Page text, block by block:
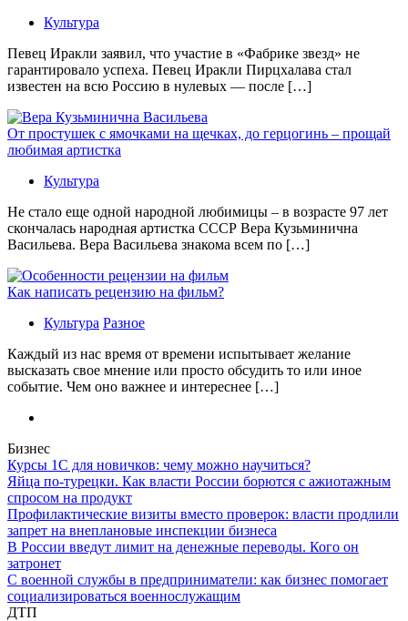
Культура
Певец Иракли заявил, что участие в «Фабрике звезд» не
гарантировало успеха. Певец Иракли Пирцхалава стал
известен на всю Россию в нулевых — после […]
От простушек с ямочками на щечках, до герцогинь – прощай
любимая артистка
Культура
Не стало еще одной народной любимицы – в возрасте 97 лет
скончалась народная артистка СССР Вера Кузьминична
Васильева. Вера Васильева знакома всем по […]
Как написать рецензию на фильм?
Культура Разное
Каждый из нас время от времени испытывает желание
высказать свое мнение или просто обсудить то или иное
событие. Чем оно важнее и интереснее […]
Бизнес
Курсы 1С для новичков: чему можно научиться?
Яйца по-турецки. Как власти России борются с ажиотажным
спросом на продукт
Профилактические визиты вместо проверок: власти продлили
запрет на внеплановые инспекции бизнеса
В России введут лимит на денежные переводы. Кого он
затронет
С военной службы в предприниматели: как бизнес помогает
социализироваться военнослужащим
ДТП